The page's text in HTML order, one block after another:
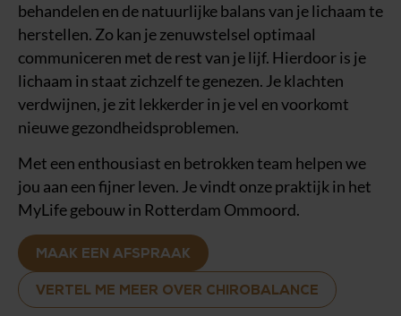
behandelen en de natuurlijke balans van je lichaam te
herstellen. Zo kan je zenuwstelsel optimaal
communiceren met de rest van je lijf. Hierdoor is je
lichaam in staat zichzelf te genezen. Je klachten
verdwijnen, je zit lekkerder in je vel en voorkomt
nieuwe gezondheidsproblemen.
Met een enthousiast en betrokken team helpen we
jou aan een fijner leven. Je vindt onze praktijk in het
MyLife gebouw in Rotterdam Ommoord.
MAAK EEN AFSPRAAK
VERTEL ME MEER OVER CHIROBALANCE